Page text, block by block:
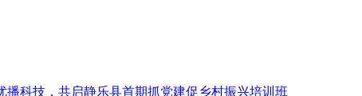
播科技，共启静乐县首期抓党建促乡村振兴培训班